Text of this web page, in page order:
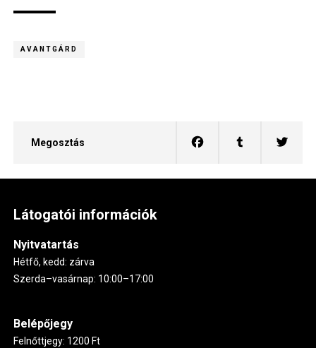
AVANTGÁRD
Megosztás
Látogatói információk
Nyitvatartás
Hétfő, kedd: zárva
Szerda–vasárnap: 10:00–17:00
Belépőjegy
Felnőttjegy: 1200 Ft